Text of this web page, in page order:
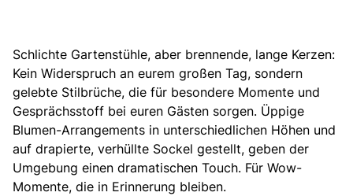
Schlichte Gartenstühle, aber brennende, lange Kerzen:
Kein Widerspruch an eurem großen Tag, sondern
gelebte Stilbrüche, die für besondere Momente und
Gesprächsstoff bei euren Gästen sorgen. Üppige
Blumen-Arrangements in unterschiedlichen Höhen und
auf drapierte, verhüllte Sockel gestellt, geben der
Umgebung einen dramatischen Touch. Für Wow-
Momente, die in Erinnerung bleiben.